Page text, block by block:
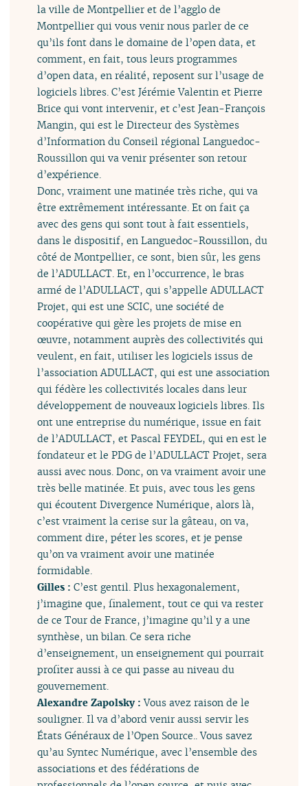
la ville de Montpellier et de l’agglo de
Montpellier qui vous venir nous parler de ce
qu’ils font dans le domaine de l’open data, et
comment, en fait, tous leurs programmes
d’open data, en réalité, reposent sur l’usage de
logiciels libres. C’est Jérémie Valentin et Pierre
Brice qui vont intervenir, et c’est Jean-François
Mangin, qui est le Directeur des Systèmes
d’Information du Conseil régional Languedoc-
Roussillon qui va venir présenter son retour
d’expérience.
Donc, vraiment une matinée très riche, qui va
être extrêmement intéressante. Et on fait ça
avec des gens qui sont tout à fait essentiels,
dans le dispositif, en Languedoc-Roussillon, du
côté de Montpellier, ce sont, bien sûr, les gens
de l’ADULLACT. Et, en l’occurrence, le bras
armé de l’ADULLACT, qui s’appelle ADULLACT
Projet, qui est une SCIC, une société de
coopérative qui gère les projets de mise en
œuvre, notamment auprès des collectivités qui
veulent, en fait, utiliser les logiciels issus de
l’association ADULLACT, qui est une association
qui fédère les collectivités locales dans leur
développement de nouveaux logiciels libres. Ils
ont une entreprise du numérique, issue en fait
de l’ADULLACT, et Pascal FEYDEL, qui en est le
fondateur et le PDG de l’ADULLACT Projet, sera
aussi avec nous. Donc, on va vraiment avoir une
très belle matinée. Et puis, avec tous les gens
qui écoutent Divergence Numérique, alors là,
c’est vraiment la cerise sur la gâteau, on va,
comment dire, péter les scores, et je pense
qu’on va vraiment avoir une matinée
formidable.
Gilles : C’est gentil. Plus hexagonalement,
j’imagine que, finalement, tout ce qui va rester
de ce Tour de France, j’imagine qu’il y a une
synthèse, un bilan. Ce sera riche
d’enseignement, un enseignement qui pourrait
profiter aussi à ce qui passe au niveau du
gouvernement.
Alexandre Zapolsky : Vous avez raison de le
souligner. Il va d’abord venir aussi servir les
États Généraux de l’Open Source.. Vous savez
qu’au Syntec Numérique, avec l’ensemble des
associations et des fédérations de